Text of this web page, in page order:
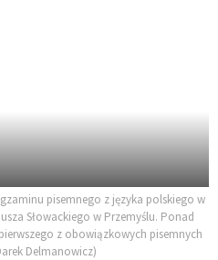
pisemnego z języka polskiego w
Słowackiego w Przemyślu. Ponad
z obowiązkowych pisemnych
Delmanowicz)